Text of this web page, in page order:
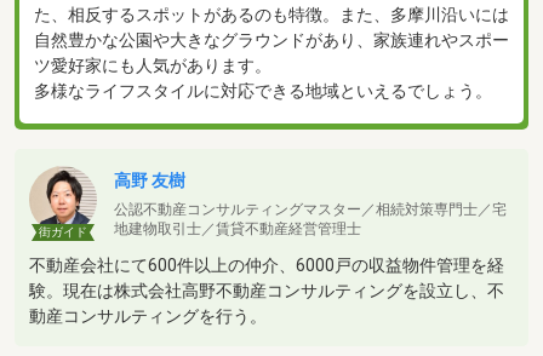
た、相反するスポットがあるのも特徴。また、多摩川沿いには
自然豊かな公園や大きなグラウンドがあり、家族連れやスポー
ツ愛好家にも人気があります。
多様なライフスタイルに対応できる地域といえるでしょう。
街ガイド
高野 友樹
公認不動産コンサルティングマスター／相続対策専門士／宅
地建物取引士／賃貸不動産経営管理士
不動産会社にて600件以上の仲介、6000戸の収益物件管理を経
験。現在は株式会社高野不動産コンサルティングを設立し、不
動産コンサルティングを行う。